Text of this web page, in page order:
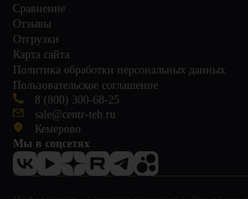
Сравнение
Отзывы
Отгрузки
Карта сайта
Политика обработки персональных данных
Пользовательское соглашение
8 (800) 300-68-25
sale@centr-teh.ru
Кемерово
Мы в соцсетях